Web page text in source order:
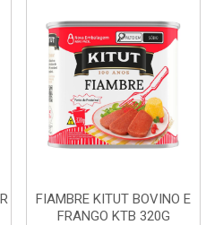
FIAMBRE KITUT BOVINO E
FRANGO KTB 320G